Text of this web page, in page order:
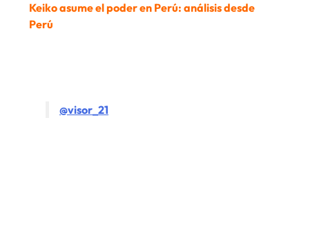
Keiko asume el poder en Perú: análisis desde
Perú
@visor_21